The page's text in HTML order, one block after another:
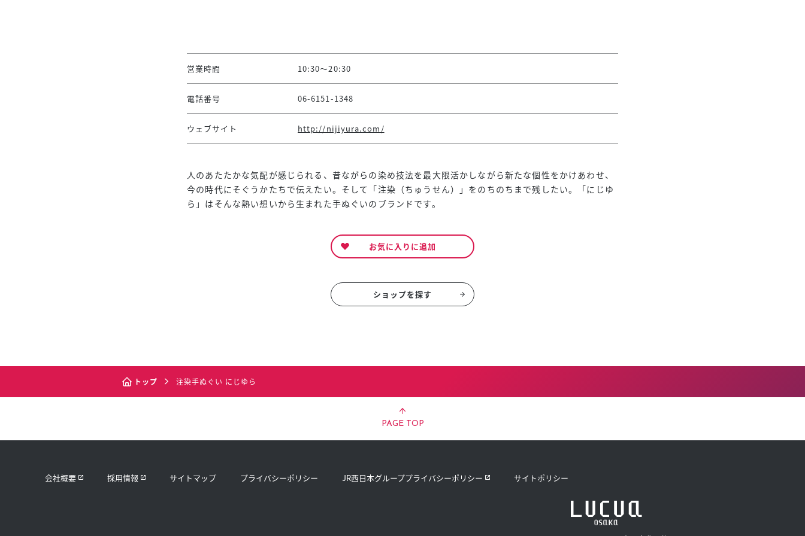
営業時間 10:30～20:30
電話番号 06-6151-1348
ウェブサイト http://nijiyura.com/
人のあたたかな気配が感じられる、昔ながらの染め技法を最大限活かしながら新たな個性をかけあわせ、
今の時代にそぐうかたちで伝えたい。そして「注染（ちゅうせん）」をのちのちまで残したい。「にじゆ
ら」はそんな熱い想いから生まれた手ぬぐいのブランドです。
お気に入りに追加
ショップを探す
トップ 注染手ぬぐい にじゆら
PAGE TOP
会社概要 採用情報 サイトマップ プライバシーポリシー JR西日本グループプライバシーポリシー サイトポリシー